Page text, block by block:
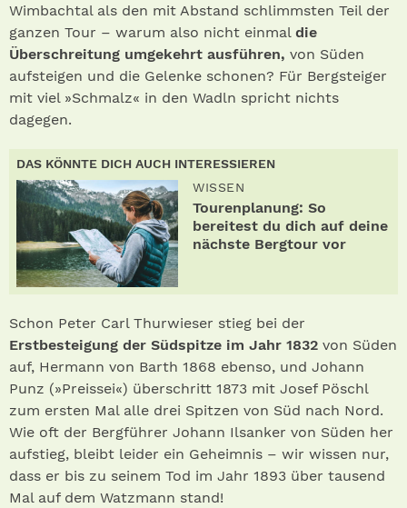
Wimbachtal als den mit Abstand schlimmsten Teil der
ganzen Tour – warum also nicht einmal die
Überschreitung umgekehrt ausführen, von Süden
aufsteigen und die Gelenke schonen? Für Bergsteiger
mit viel »Schmalz« in den Wadln spricht nichts
dagegen.
DAS KÖNNTE DICH AUCH INTERESSIEREN
WISSEN
Tourenplanung: So
bereitest du dich auf deine
nächste Bergtour vor
Schon Peter Carl Thurwieser stieg bei der
Erstbesteigung der Südspitze im Jahr 1832 von Süden
auf, Hermann von Barth 1868 ebenso, und Johann
Punz (»Preissei«) überschritt 1873 mit Josef Pöschl
zum ersten Mal alle drei Spitzen von Süd nach Nord.
Wie oft der Bergführer Johann Ilsanker von Süden her
aufstieg, bleibt leider ein Geheimnis – wir wissen nur,
dass er bis zu seinem Tod im Jahr 1893 über tausend
Mal auf dem Watzmann stand!